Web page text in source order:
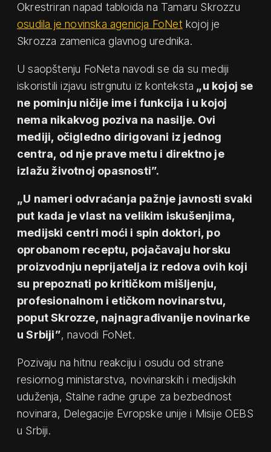
Okrestriran napad tabloida na Tamaru Skrozzu
osudila je novinska agenicja FoNetkojoj je
Skrozza zamenica glavnog urednika.
U saopštenju FoNeta navodi se da su mediji
iskoristili izjavu istrgnutu iz konteksta „u kojoj se
ne pominju ničije ime i funkcija i u kojoj
nema nikakvog poziva na nasilje. Ovi
mediji, očigledno dirigovani iz jednog
centra, od nje prave metu i direktno je
izlažu životnoj opasnosti”.
„U nameri odvraćanja pažnje javnosti svaki
put kada je vlast na velikim iskušenjima,
medijski centri moći i spin doktori, po
oprobanom receptu, pojačavaju horsku
proizvodnju neprijatelja iz redova ovih koji
su prepoznati po kritičkom mišljenju,
profesionalnom i etičkom novinarstvu,
poput Skrozze, najnagrađivanije novinarke
u Srbiji”, navodi FoNet.
Pozivaju na hitnu reakciju i osudu od strane
resiornog ministarstva, novinarskih i medijskih
uduženja, Stalne radne grupe za bezbednost
novinara, Delegacije Evropske unije i Misije OEBS
u Srbiji.